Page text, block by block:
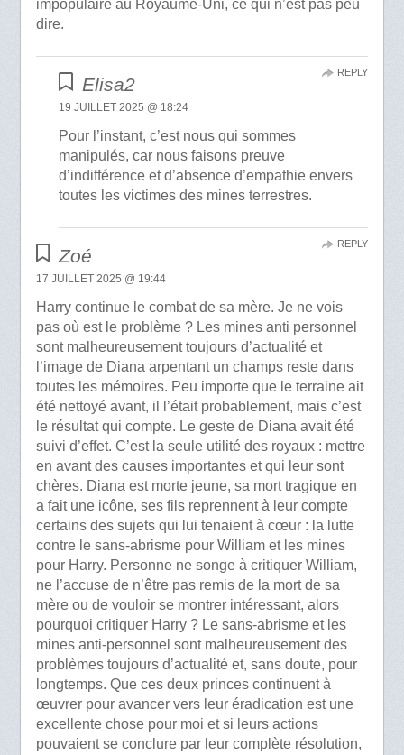
impopulaire au Royaume-Uni, ce qui n’est pas peu
dire.
Elisa2
19 JUILLET 2025 @ 18:24
Pour l’instant, c’est nous qui sommes
manipulés, car nous faisons preuve
d’indifférence et d’absence d’empathie envers
toutes les victimes des mines terrestres.
REPLY
Zoé
17 JUILLET 2025 @ 19:44
Harry continue le combat de sa mère. Je ne vois
pas où est le problème ? Les mines anti personnel
sont malheureusement toujours d’actualité et
l’image de Diana arpentant un champs reste dans
toutes les mémoires. Peu importe que le terraine ait
été nettoyé avant, il l’était probablement, mais c’est
le résultat qui compte. Le geste de Diana avait été
suivi d’effet. C’est la seule utilité des royaux : mettre
en avant des causes importantes et qui leur sont
chères. Diana est morte jeune, sa mort tragique en
a fait une icône, ses fils reprennent à leur compte
certains des sujets qui lui tenaient à cœur : la lutte
contre le sans-abrisme pour William et les mines
pour Harry. Personne ne songe à critiquer William,
ne l’accuse de n’être pas remis de la mort de sa
mère ou de vouloir se montrer intéressant, alors
pourquoi critiquer Harry ? Le sans-abrisme et les
mines anti-personnel sont malheureusement des
problèmes toujours d’actualité et, sans doute, pour
longtemps. Que ces deux princes continuent à
œuvrer pour avancer vers leur éradication est une
excellente chose pour moi et si leurs actions
pouvaient se conclure par leur complète résolution,
REPLY